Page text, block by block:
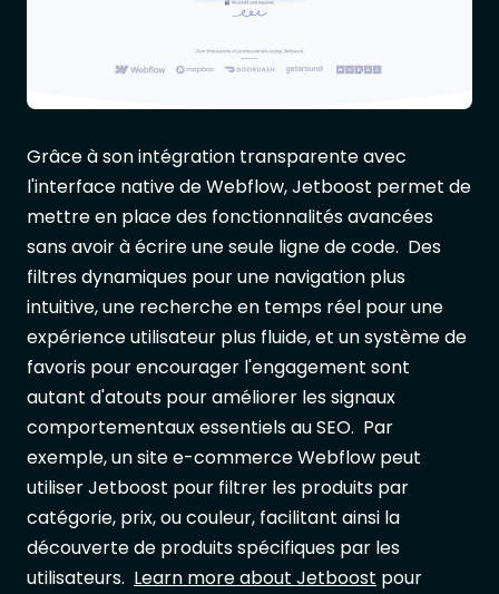
Grâce à son intégration transparente avec
l'interface native de Webflow, Jetboost permet de
mettre en place des fonctionnalités avancées
sans avoir à écrire une seule ligne de code. Des
filtres dynamiques pour une navigation plus
intuitive, une recherche en temps réel pour une
expérience utilisateur plus fluide, et un système de
favoris pour encourager l'engagement sont
autant d'atouts pour améliorer les signaux
comportementaux essentiels au SEO. Par
exemple, un site e-commerce Webflow peut
utiliser Jetboost pour filtrer les produits par
catégorie, prix, ou couleur, facilitant ainsi la
découverte de produits spécifiques par les
utilisateurs. Learn more about Jetboost pour